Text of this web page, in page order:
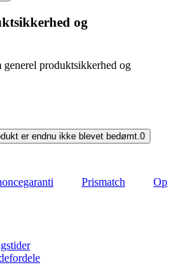
og
produktsikkerhed og
er endnu ikke blevet bedømt.0
Prismatch
Op